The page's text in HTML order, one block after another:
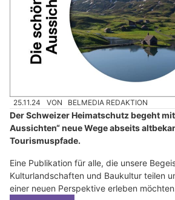
25.11.24 VON BELMEDIA REDAKTION
Der Schweizer Heimatschutz begeht
Aussichten“ neue Wege abseits
Tourismuspfade.
Eine Publikation für alle, die unsere
Kulturlandschaften und Baukultur teilen
einer neuen Perspektive erleben